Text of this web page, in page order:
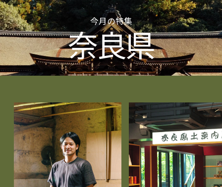
今月の特集
奈良県